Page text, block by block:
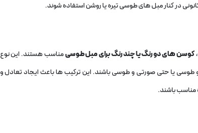
در کنار مبل‌ های طوسی تیره یا روشن استفاده شوند.
کوسن‌ های دو رنگ یا چند رنگ برای مبل طوسیمناسب هستند. این نوع
طوسی یا حتی صورتی و طوسی باشند. این ترکیب‌ ها باعث ایجاد تعادل و
مناسب باشند.